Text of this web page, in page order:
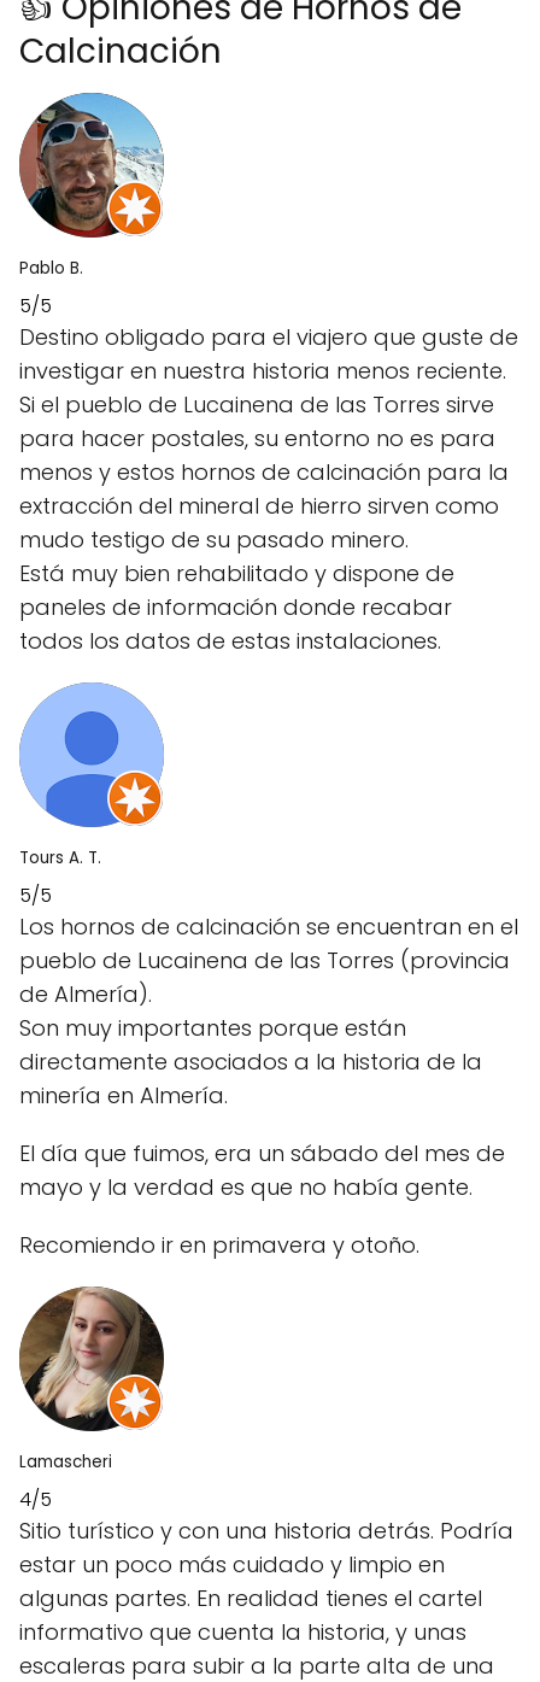
Calcinación
Pablo B.
5/5
Destino obligado para el viajero que guste de
investigar en nuestra historia menos reciente.
Si el pueblo de Lucainena de las Torres sirve
para hacer postales, su entorno no es para
menos y estos hornos de calcinación para la
extracción del mineral de hierro sirven como
mudo testigo de su pasado minero.
Está muy bien rehabilitado y dispone de
paneles de información donde recabar
todos los datos de estas instalaciones.
Tours A. T.
5/5
Los hornos de calcinación se encuentran en el
pueblo de Lucainena de las Torres (provincia
de Almería).
Son muy importantes porque están
directamente asociados a la historia de la
minería en Almería.
El día que fuimos, era un sábado del mes de
mayo y la verdad es que no había gente.
Recomiendo ir en primavera y otoño.
Lamascheri
4/5
Sitio turístico y con una historia detrás. Podría
estar un poco más cuidado y limpio en
algunas partes. En realidad tienes el cartel
informativo que cuenta la historia, y unas
escaleras para subir a la parte alta de una